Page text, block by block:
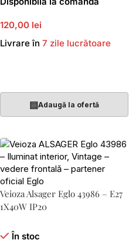
120,00 lei
Livrare în 7 zile lucrătoare
▤Adaugă la ofertă
Veioza Alsager Eglo 43986 – E27
1X40W IP20
În stoc